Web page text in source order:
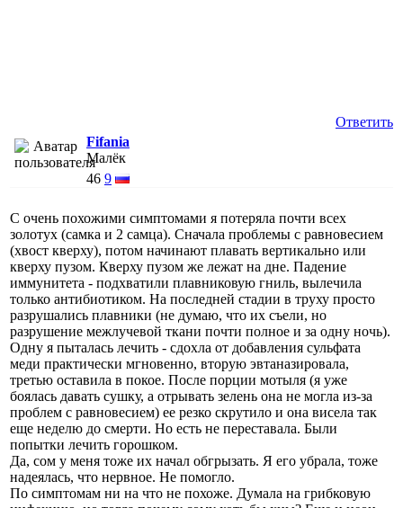
Ответить
Fifania
Малёк
46 9
С очень похожими симптомами я потеряла почти всех
золотух (самка и 2 самца). Сначала проблемы с равновесием
(хвост кверху), потом начинают плавать вертикально или
кверху пузом. Кверху пузом же лежат на дне. Падение
иммунитета - подхватили плавниковую гниль, вылечила
только антибиотиком. На последней стадии в труху просто
разрушались плавники (не думаю, что их съели, но
разрушение межлучевой ткани почти полное и за одну ночь).
Одну я пыталась лечить - сдохла от добавления сульфата
меди практически мгновенно, вторую эвтаназировала,
третью оставила в покое. После порции мотыля (я уже
боялась давать сушку, а отрывать зелень она не могла из-за
проблем с равновесием) ее резко скрутило и она висела так
еще неделю до смерти. Но есть не переставала. Были
попытки лечить горошком.
Да, сом у меня тоже их начал обгрызать. Я его убрала, тоже
надеялась, что нервное. Не помогло.
По симптомам ни на что не похоже. Думала на грибковую